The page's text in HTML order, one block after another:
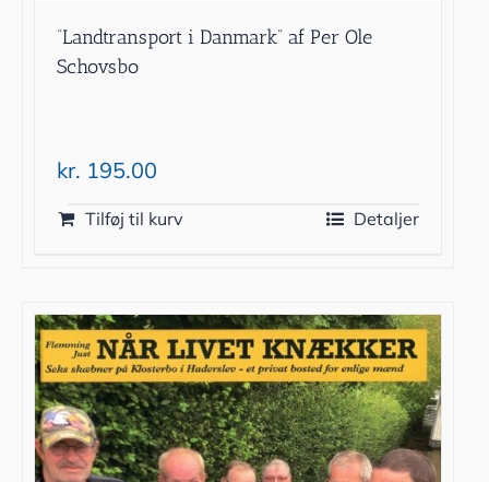
“Landtransport i Danmark” af Per Ole
Schovsbo
kr. 195.00
Tilføj til kurv Detaljer